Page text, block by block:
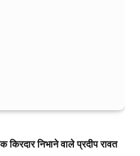
निभाने वाले प्रदीप रावत